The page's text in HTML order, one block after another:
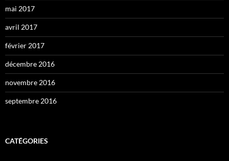
mai 2017
avril 2017
février 2017
décembre 2016
novembre 2016
septembre 2016
CATÉGORIES